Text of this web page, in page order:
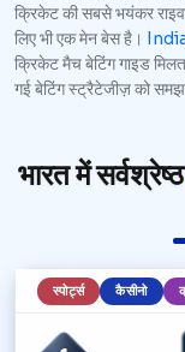
क्रिकेट की सबसे भयंकर
लिए भी एक मेन बेस है।
क्रिकेट मैच बेटिंग गाइड
गई बेटिंग स्ट्रैटेजीज़ को
भारत में सर्वश्रेष्ठ
स्पोर्ट्स कैसीनो